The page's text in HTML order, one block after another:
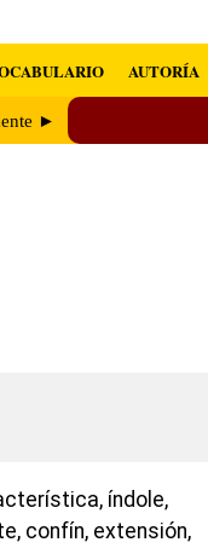
AUTORÍA
►
índole,
confín, extensión,